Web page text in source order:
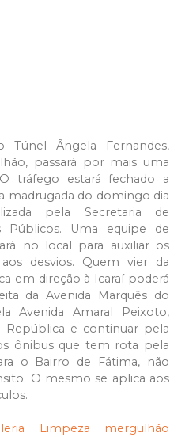
Túnel Ângela Fernandes,
passará por mais uma
tráfego estará fechado a
madrugada do domingo dia
pela Secretaria de
Públicos. Uma equipe de
no local para auxiliar os
desvios. Quem vier da
em direção à Icaraí poderá
da Avenida Marquês do
Avenida Amaral Peixoto,
e continuar pela
ônibus que tem rota pela
o Bairro de Fátima, não
O mesmo se aplica aos
Limpeza
mergulhão